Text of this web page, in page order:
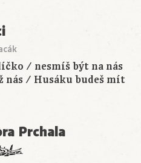
/ nesmíš být na nás
/ Husáku budeš mít
Prchala